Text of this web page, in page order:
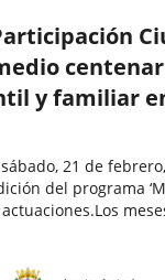
y familiar
21 de
del programa